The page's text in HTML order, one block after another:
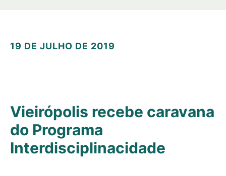
19 DE JULHO DE 2019
Vieirópolis recebe caravana
do Programa
Interdisciplinacidade